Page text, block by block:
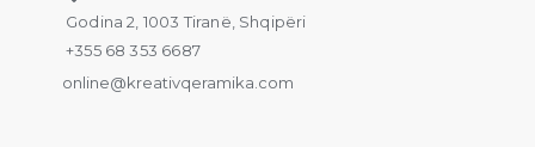
Godina 2, 1003 Tiranë, Shqipëri
+355 68 353 6687
online@kreativqeramika.com